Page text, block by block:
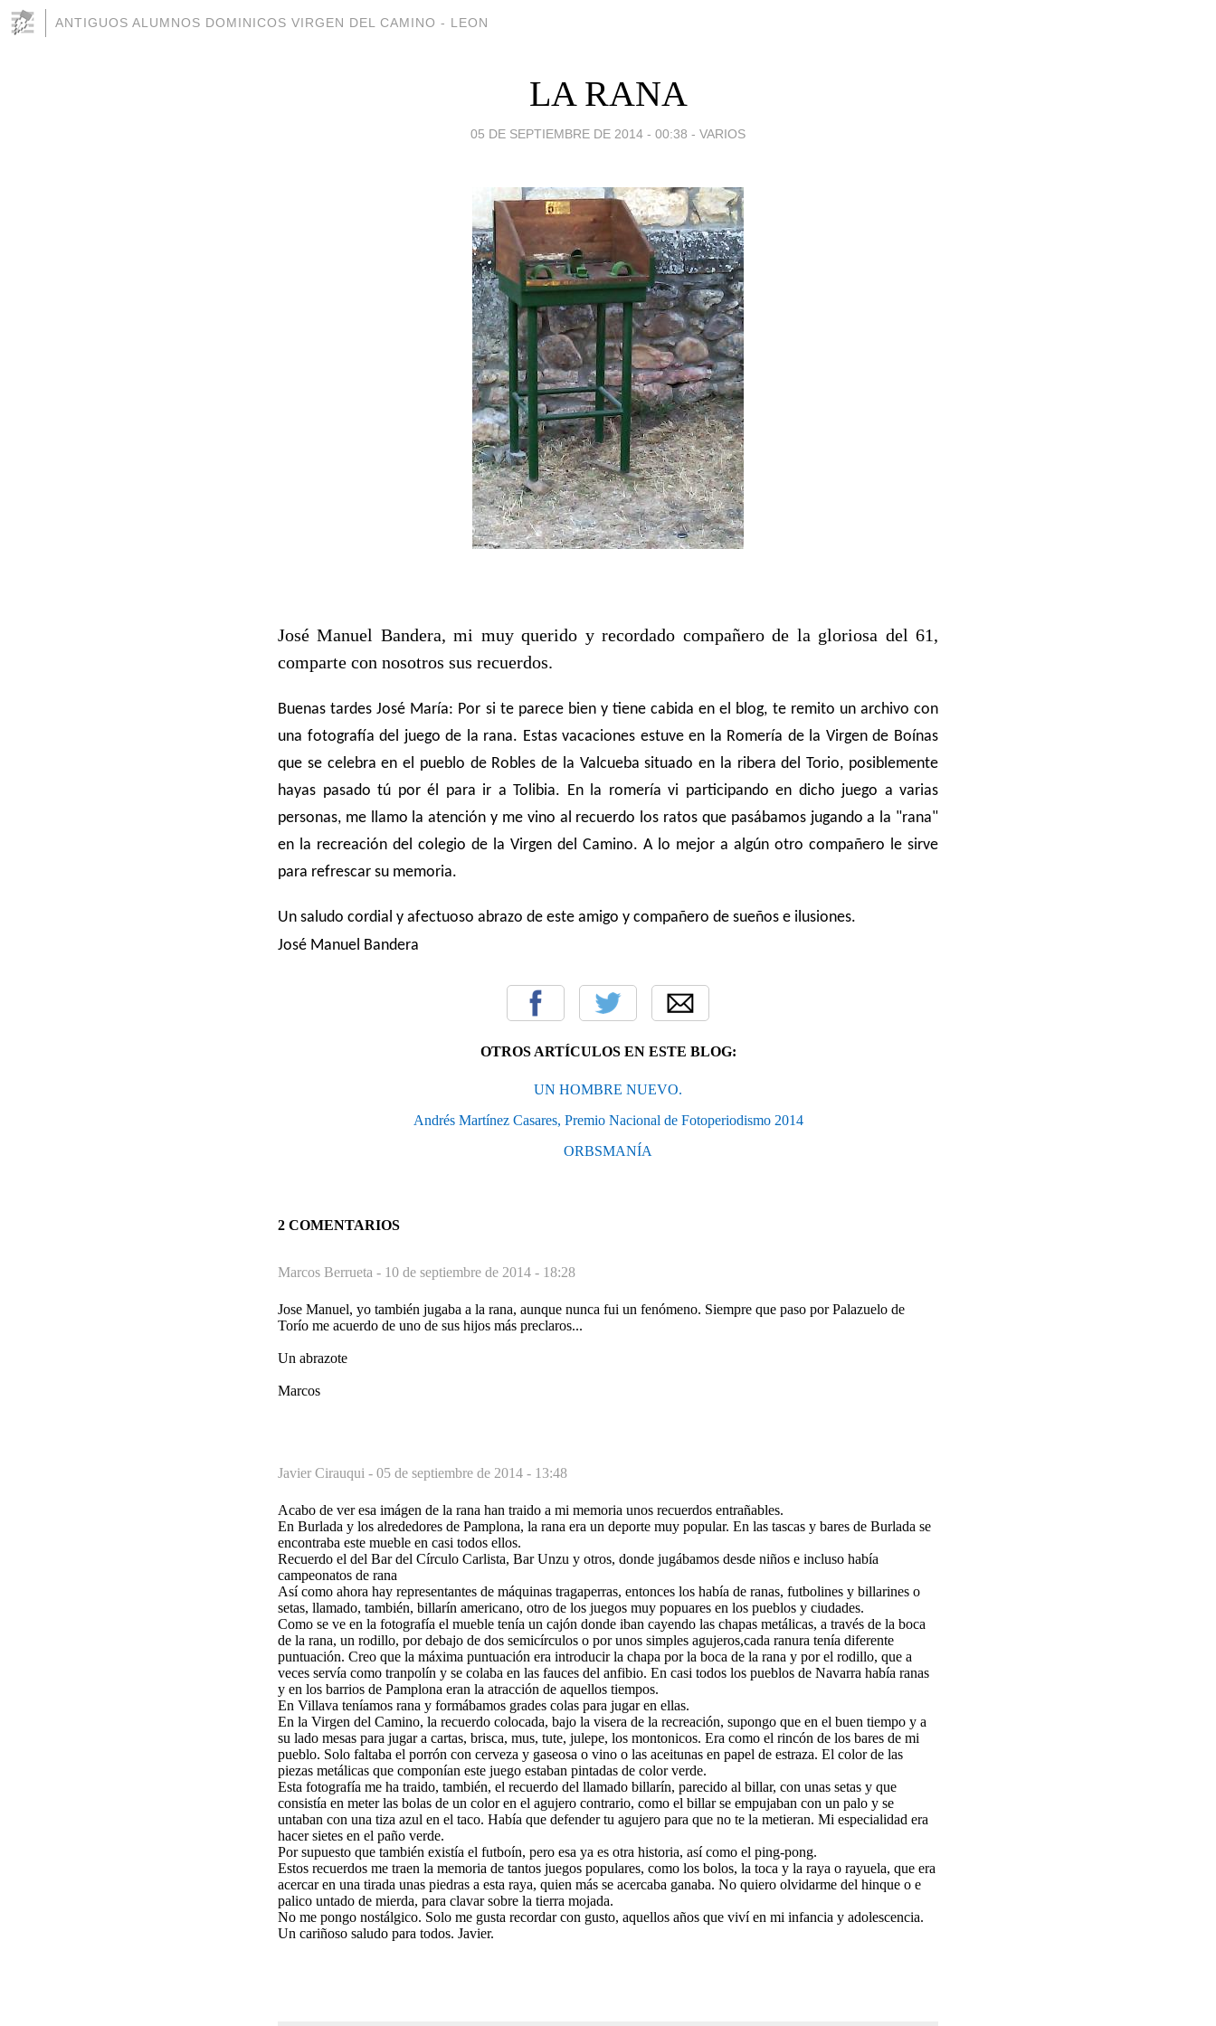
ANTIGUOS ALUMNOS DOMINICOS VIRGEN DEL CAMINO - LEON
LA RANA
05 DE SEPTIEMBRE DE 2014 - 00:38 - VARIOS
José Manuel Bandera, mi muy querido y recordado compañero de la gloriosa del 61,
comparte con nosotros sus recuerdos.
Buenas tardes José María: Por si te parece bien y tiene cabida en el blog, te remito un archivo con
una fotografía del juego de la rana. Estas vacaciones estuve en la Romería de la Virgen de Boínas
que se celebra en el pueblo de Robles de la Valcueba situado en la ribera del Torio, posiblemente
hayas pasado tú por él para ir a Tolibia. En la romería vi participando en dicho juego a varias
personas, me llamo la atención y me vino al recuerdo los ratos que pasábamos jugando a la "rana"
en la recreación del colegio de la Virgen del Camino. A lo mejor a algún otro compañero le sirve
para refrescar su memoria.
Un saludo cordial y afectuoso abrazo de este amigo y compañero de sueños e ilusiones.
José Manuel Bandera
OTROS ARTÍCULOS EN ESTE BLOG:
UN HOMBRE NUEVO.
Andrés Martínez Casares, Premio Nacional de Fotoperiodismo 2014
ORBSMANÍA
2 COMENTARIOS
Marcos Berrueta - 10 de septiembre de 2014 - 18:28
Jose Manuel, yo también jugaba a la rana, aunque nunca fui un fenómeno. Siempre que paso por Palazuelo de
Torío me acuerdo de uno de sus hijos más preclaros...
Un abrazote
Marcos
Javier Cirauqui - 05 de septiembre de 2014 - 13:48
Acabo de ver esa imágen de la rana han traido a mi memoria unos recuerdos entrañables.
En Burlada y los alrededores de Pamplona, la rana era un deporte muy popular. En las tascas y bares de Burlada se
encontraba este mueble en casi todos ellos.
Recuerdo el del Bar del Círculo Carlista, Bar Unzu y otros, donde jugábamos desde niños e incluso había
campeonatos de rana
Así como ahora hay representantes de máquinas tragaperras, entonces los había de ranas, futbolines y billarines o
setas, llamado, también, billarín americano, otro de los juegos muy popuares en los pueblos y ciudades.
Como se ve en la fotografía el mueble tenía un cajón donde iban cayendo las chapas metálicas, a través de la boca
de la rana, un rodillo, por debajo de dos semicírculos o por unos simples agujeros,cada ranura tenía diferente
puntuación. Creo que la máxima puntuación era introducir la chapa por la boca de la rana y por el rodillo, que a
veces servía como tranpolín y se colaba en las fauces del anfibio. En casi todos los pueblos de Navarra había ranas
y en los barrios de Pamplona eran la atracción de aquellos tiempos.
En Villava teníamos rana y formábamos grades colas para jugar en ellas.
En la Virgen del Camino, la recuerdo colocada, bajo la visera de la recreación, supongo que en el buen tiempo y a
su lado mesas para jugar a cartas, brisca, mus, tute, julepe, los montonicos. Era como el rincón de los bares de mi
pueblo. Solo faltaba el porrón con cerveza y gaseosa o vino o las aceitunas en papel de estraza. El color de las
piezas metálicas que componían este juego estaban pintadas de color verde.
Esta fotografía me ha traido, también, el recuerdo del llamado billarín, parecido al billar, con unas setas y que
consistía en meter las bolas de un color en el agujero contrario, como el billar se empujaban con un palo y se
untaban con una tiza azul en el taco. Había que defender tu agujero para que no te la metieran. Mi especialidad era
hacer sietes en el paño verde.
Por supuesto que también existía el futboín, pero esa ya es otra historia, así como el ping-pong.
Estos recuerdos me traen la memoria de tantos juegos populares, como los bolos, la toca y la raya o rayuela, que era
acercar en una tirada unas piedras a esta raya, quien más se acercaba ganaba. No quiero olvidarme del hinque o e
palico untado de mierda, para clavar sobre la tierra mojada.
No me pongo nostálgico. Solo me gusta recordar con gusto, aquellos años que viví en mi infancia y adolescencia.
Un cariñoso saludo para todos. Javier.